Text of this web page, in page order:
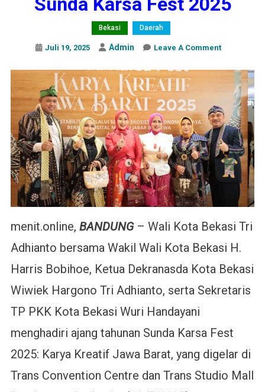
Bekasi Daerah
Juli 19, 2025 Admin Leave A CommentOn
Kota
Bekasi
Hadiri
Sunda
Karsa
Fest
2025
menit.online, BANDUNG– Wali Kota Bekasi Tri
Adhianto bersama Wakil Wali Kota Bekasi H.
Harris Bobihoe, Ketua Dekranasda Kota Bekasi
Wiwiek Hargono Tri Adhianto, serta Sekretaris
TP PKK Kota Bekasi Wuri Handayani
menghadiri ajang tahunan Sunda Karsa Fest
2025: Karya Kreatif Jawa Barat, yang digelar di
Trans Convention Centre dan Trans Studio Mall